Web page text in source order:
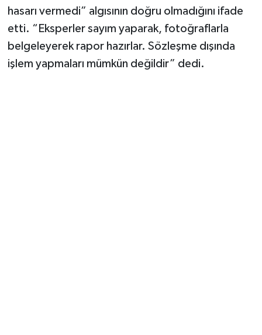
hasarı vermedi” algısının doğru olmadığını ifade
etti. “Eksperler sayım yaparak, fotoğraflarla
belgeleyerek rapor hazırlar. Sözleşme dışında
işlem yapmaları mümkün değildir” dedi.